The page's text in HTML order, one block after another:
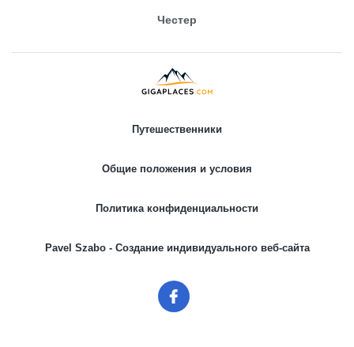
Честер
Путешественники
Общие положения и условия
Политика конфиденциальности
Pavel Szabo - Создание индивидуального веб-сайта